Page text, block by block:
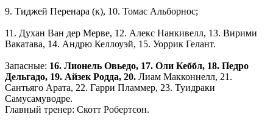
9. Тиджей Перенара (к), 10. Томас Альборнос;
11. Духан Ван дер Мерве, 12. Алекс Нанкивелл, 13. Вирими
Вакатава, 14. Андрю Келлоуэй, 15. Уоррик Гелант.
Запасные: 16. Лионель Овьедо, 17. Оли Кеббл, 18. Педро
Дельгадо, 19. Айзек Родда, 20. Лиам Макконнелл, 21.
Сантьяго Арата, 22. Гарри Пламмер, 23. Туидраки
Самусамуводре.
Главный тренер: Скотт Робертсон.